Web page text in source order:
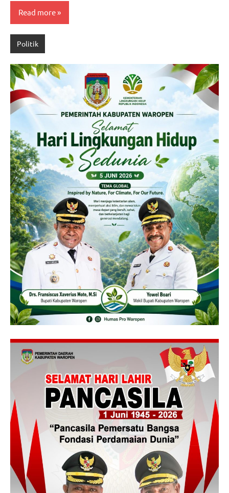
Read more
Politik